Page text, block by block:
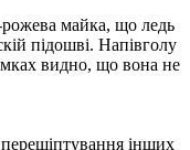
рожева майка, що ледь
підошві. Напівголу
видно, що вона не
перешіптування інших